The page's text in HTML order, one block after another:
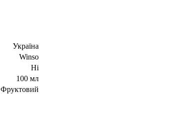
Україна
Winso
Ні
100 мл
Фруктовий